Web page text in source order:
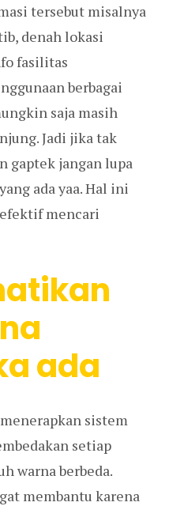
tersebut misalnya
denah lokasi
fasilitas
berbagai
saja masih
Jadi jika tak
gaptek jangan lupa
ada yaa. Hal ini
mencari
ada
sistem
setiap
warna berbeda.
membantu karena